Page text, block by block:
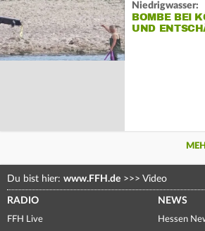
Niedrigwasser:
BOMBE BEI
UND
Du bist hier: www.FFH.de >>> Video
RADIO
FFH Live
NEWS
Hessen